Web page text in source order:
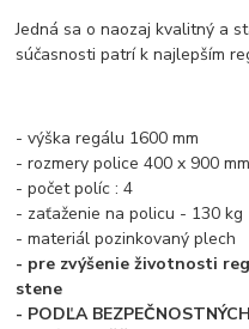
Jedná sa o naozaj kvalitný a
súčasnosti patrí k najlepším
- výška regálu 1600 mm
- rozmery police 400 x 900 mm
- počet políc : 4
- zaťaženie na policu - 130 kg
- materiál pozinkovaný plech
- pre zvýšenie životnosti
stene
- PODĽA